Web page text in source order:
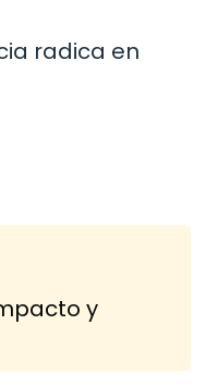
radica en
y